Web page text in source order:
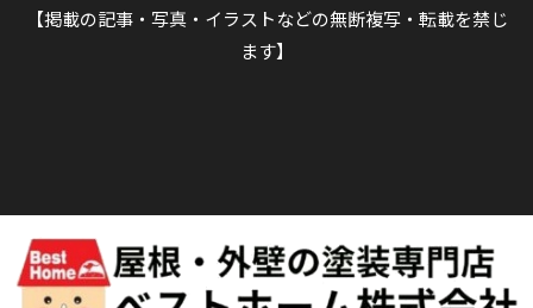
【掲載の記事・写真・イラストなどの無断複写・転載を禁じ
ます】